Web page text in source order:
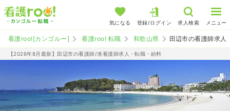
気になる 登録/ログイン 求人検索 メニュー
看護roo![カンゴルー] 看護roo! 転職 和歌山県 田辺市の看護師求人
【2026年8月最新】田辺市の看護師/准看護師求人・転職・給料